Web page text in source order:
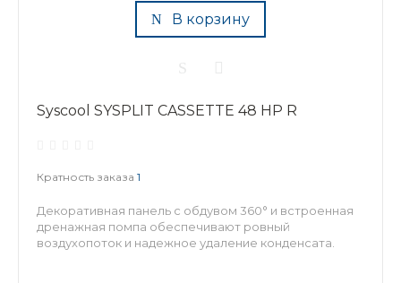
В корзину
Syscool SYSPLIT CASSETTE 48 HP R
Кратность заказа 1
Декоративная панель с обдувом 360° и встроенная
дренажная помпа обеспечивают ровный
воздухопоток и надежное удаление конденсата.